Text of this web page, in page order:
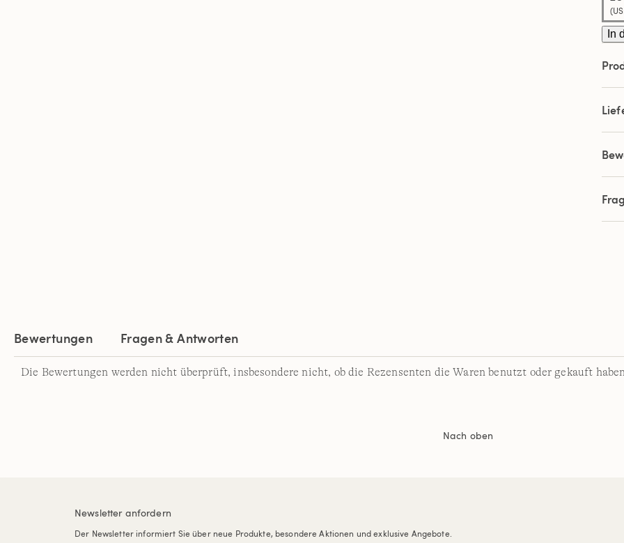
In
Bewertungen Fragen & Antworten
Die Bewertungen werden nicht überprüft, insbesondere nicht, ob die Rezensenten die Waren benutzt oder gekauft
Nach oben
Newsletter anfordern
Der Newsletter informiert Sie über neue Produkte, besondere Aktionen und exklusive Angebote.